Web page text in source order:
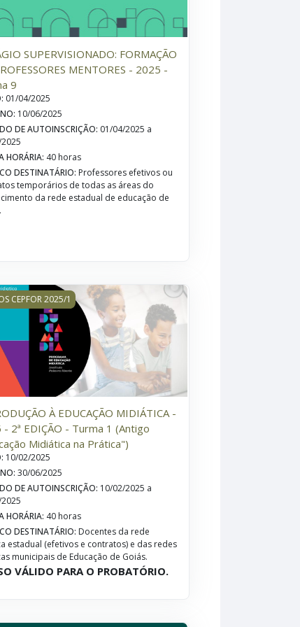
SUPERVISIONADO: FORMAÇÃO
MENTORES - 2025 -
9
: 01/04/2025
: 10/06/2025
DE AUTOINSCRIÇÃO: 01/04/2025 a
HORÁRIA: 40 horas
DESTINATÁRIO: Professores efetivos ou
temporários de todas as áreas do
da rede estadual de educação de
edição - Turma 1
À EDUCAÇÃO MIDIÁTICA - 2025 - 2ª EDIÇÃO -
CEPFOR 2025/1
À EDUCAÇÃO MIDIÁTICA -
- 2ª EDIÇÃO - Turma 1 (Antigo
Midiática na Prática")
: 10/02/2025
: 30/06/2025
DE AUTOINSCRIÇÃO: 10/02/2025 a
HORÁRIA: 40 horas
DESTINATÁRIO: Docentes da rede
estadual (efetivos e contratos) e das redes
municipais de Educação de Goiás.
VÁLIDO PARA O PROBATÓRIO.